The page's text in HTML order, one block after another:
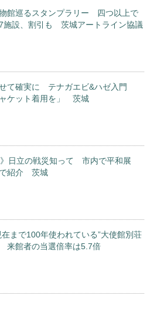
館巡るスタンプラリー 四つ以上で
設、割引も 茨城アートライン協議
て確実に テナガエビ&ハゼ入門
ャケット着用を」 茨城
》日立の戦災知って 市内で平和展
紹介 茨城
在まで100年使われている”大使館別荘
来館者の当選倍率は5.7倍